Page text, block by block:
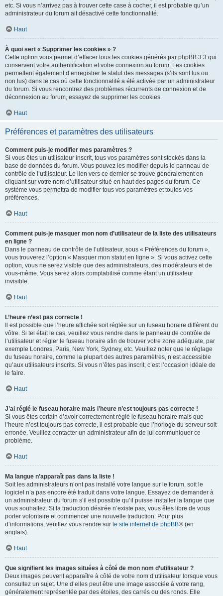
etc. Si vous n’arrivez pas à trouver cette case à cocher, il est probable qu’un
administrateur du forum ait désactivé cette fonctionnalité.
Haut
À quoi sert « Supprimer les cookies » ?
Cette option vous permet d’effacer tous les cookies générés par phpBB 3.3 qui
conservent votre authentification et votre connexion au forum. Les cookies
permettent également d’enregistrer le statut des messages (s’ils sont lus ou
non lus) dans le cas où cette fonctionnalité a été activée par un administrateur
du forum. Si vous rencontrez des problèmes récurrents de connexion et de
déconnexion au forum, essayez de supprimer les cookies.
Haut
Préférences et paramètres des utilisateurs
Comment puis-je modifier mes paramètres ?
Si vous êtes un utilisateur inscrit, tous vos paramètres sont stockés dans la
base de données du forum. Vous pouvez les modifier depuis le panneau de
contrôle de l’utilisateur. Le lien vers ce dernier se trouve généralement en
cliquant sur votre nom d’utilisateur situé en haut des pages du forum. Ce
système vous permettra de modifier tous vos paramètres et toutes vos
préférences.
Haut
Comment puis-je masquer mon nom d’utilisateur de la liste des utilisateurs
en ligne ?
Dans le panneau de contrôle de l’utilisateur, sous « Préférences du forum »,
vous trouverez l’option « Masquer mon statut en ligne ». Si vous activez cette
option, vous ne serez visible que des administrateurs, des modérateurs et de
vous-même. Vous serez alors comptabilisé comme étant un utilisateur
invisible.
Haut
L’heure n’est pas correcte !
Il est possible que l’heure affichée soit réglée sur un fuseau horaire différent du
vôtre. Si tel était le cas, veuillez vous rendre dans le panneau de contrôle de
l’utilisateur et régler le fuseau horaire afin de trouver votre zone adéquate, par
exemple Londres, Paris, New York, Sydney, etc. Veuillez noter que le réglage
du fuseau horaire, comme la plupart des autres paramètres, n’est accessible
qu’aux utilisateurs inscrits. Si vous n’êtes pas inscrit, c’est l’occasion idéale de
le faire.
Haut
J’ai réglé le fuseau horaire mais l’heure n’est toujours pas correcte !
Si vous êtes certain d’avoir correctement réglé le fuseau horaire mais que
l’heure n’est toujours pas correcte, il est probable que l’horloge du serveur soit
erronée. Veuillez contacter un administrateur afin de lui communiquer ce
problème.
Haut
Ma langue n’apparaît pas dans la liste !
Soit les administrateurs n’ont pas installé votre langue sur le forum, soit le
logiciel n’a pas encore été traduit dans votre langue. Essayez de demander à
un administrateur du forum s’il est possible qu’il puisse installer la langue que
vous souhaitez. Si la traduction désirée n’existe pas, vous êtes libre de vous
porter volontaire et commencer une nouvelle traduction. Pour plus
d’informations, veuillez vous rendre sur le site internet de phpBB® (en
anglais).
Haut
Que signifient les images situées à côté de mon nom d’utilisateur ?
Deux images peuvent apparaître à côté de votre nom d’utilisateur lorsque vous
consultez un sujet. Une d’elles peut être une image associée à votre rang,
généralement représentée par des étoiles, des carrés ou des ronds. Elle